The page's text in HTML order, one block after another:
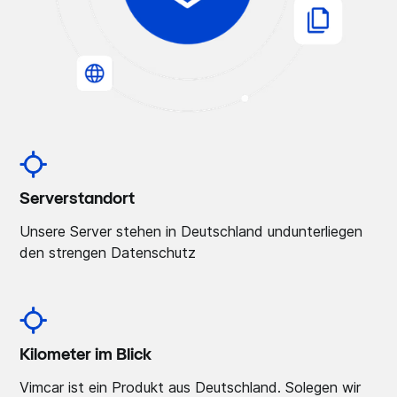
Serverstandort
Unsere Server stehen in Deutschland undunterliegen
den strengen Datenschutz
Kilometer im Blick
Vimcar ist ein Produkt aus Deutschland. Solegen wir